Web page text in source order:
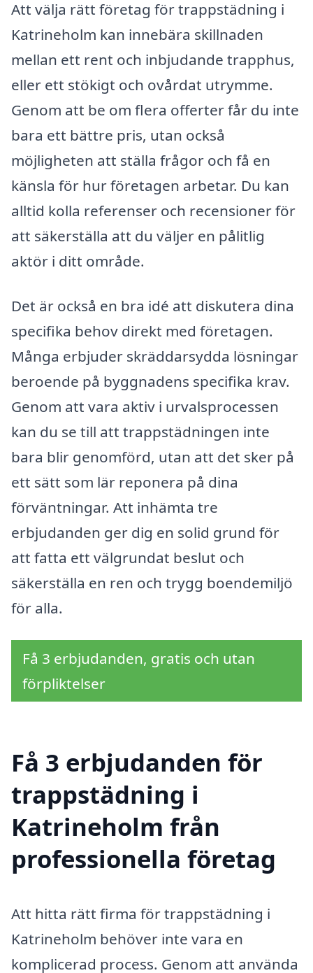
Att välja rätt företag för trappstädning i
Katrineholm kan innebära skillnaden
mellan ett rent och inbjudande trapphus,
eller ett stökigt och ovårdat utrymme.
Genom att be om flera offerter får du inte
bara ett bättre pris, utan också
möjligheten att ställa frågor och få en
känsla för hur företagen arbetar. Du kan
alltid kolla referenser och recensioner för
att säkerställa att du väljer en pålitlig
aktör i ditt område.
Det är också en bra idé att diskutera dina
specifika behov direkt med företagen.
Många erbjuder skräddarsydda lösningar
beroende på byggnadens specifika krav.
Genom att vara aktiv i urvalsprocessen
kan du se till att trappstädningen inte
bara blir genomförd, utan att det sker på
ett sätt som lär reponera på dina
förväntningar. Att inhämta tre
erbjudanden ger dig en solid grund för
att fatta ett välgrundat beslut och
säkerställa en ren och trygg boendemiljö
för alla.
Få 3 erbjudanden, gratis och utan
förpliktelser
Få 3 erbjudanden för
trappstädning i
Katrineholm från
professionella företag
Att hitta rätt firma för trappstädning i
Katrineholm behöver inte vara en
komplicerad process. Genom att använda